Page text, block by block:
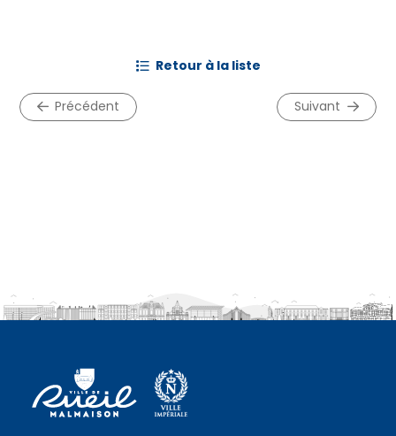
Courriel
précédent
retour à la liste
suivant